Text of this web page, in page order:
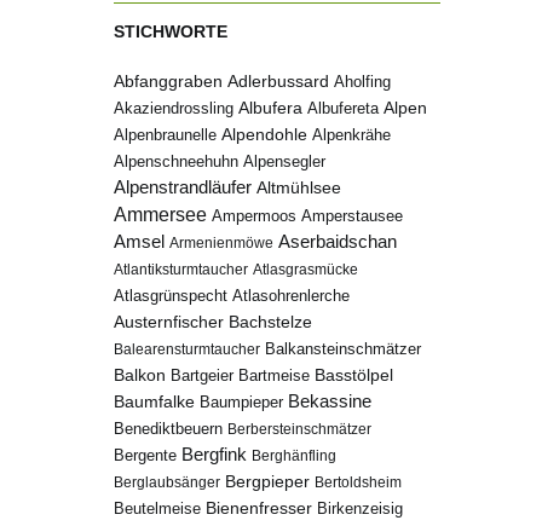
STICHWORTE
Abfanggraben Adlerbussard Aholfing
Akaziendrossling Albufera Albufereta Alpen
Alpenbraunelle Alpendohle Alpenkrähe
Alpenschneehuhn Alpensegler
Alpenstrandläufer Altmühlsee
Ammersee Ampermoos Amperstausee
Amsel Armenienmöwe Aserbaidschan
Atlantiksturmtaucher Atlasgrasmücke
Atlasgrünspecht Atlasohrenlerche
Austernfischer Bachstelze
Balearensturmtaucher Balkansteinschmätzer
Balkon Bartgeier Bartmeise Basstölpel
Baumfalke Baumpieper Bekassine
Benediktbeuern Berbersteinschmätzer
Bergente Bergfink Berghänfling
Berglaubsänger Bergpieper Bertoldsheim
Beutelmeise Bienenfresser Birkenzeisig